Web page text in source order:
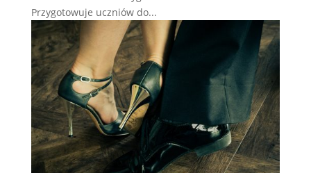
Przygotowuje uczniów do...